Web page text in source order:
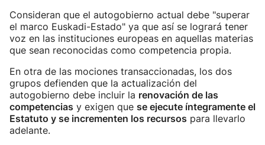
Consideran que el autogobierno actual debe "superar
el marco Euskadi-Estado" ya que así se logrará tener
voz en las instituciones europeas en aquellas materias
que sean reconocidas como competencia propia.
En otra de las mociones transaccionadas, los dos
grupos defienden que la actualización del
autogobierno debe incluir la renovación de las
competencias y exigen que se ejecute íntegramente el
Estatuto y se incrementen los recursos para llevarlo
adelante.